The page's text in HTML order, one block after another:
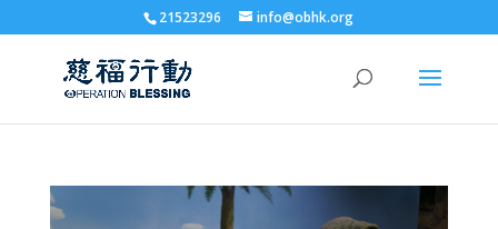
21523296 info@obhk.org